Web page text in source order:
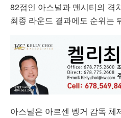
82점인 아스널과 맨시티의 격
최종 라운드 결과에도 순위는
아스널은 아르센 벵거 감독 체